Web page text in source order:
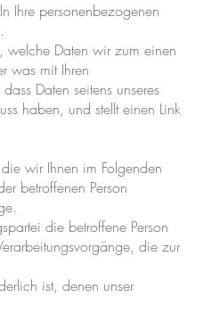
Ihre personenbezogenen
welche Daten wir zum einen
was mit Ihren
Daten seitens unseres
haben, und stellt einen Link
wir Ihnen im Folgenden
betroffenen Person
die betroffene Person
die zur
ist, denen unser